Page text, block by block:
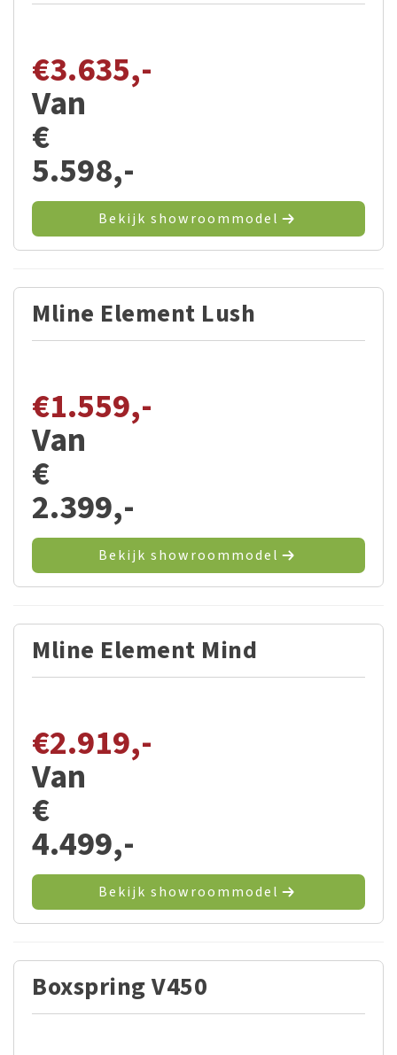
€3.635,-
Van
€
5.598,-
Bekijk showroommodel
Mline Element Lush
€1.559,-
Van
€
2.399,-
Bekijk showroommodel
Mline Element Mind
€2.919,-
Van
€
4.499,-
Bekijk showroommodel
Boxspring V450